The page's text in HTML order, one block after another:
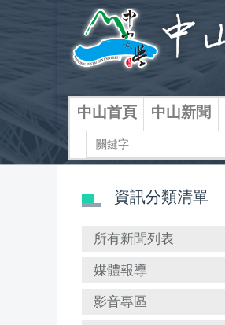
區
中山首頁 中山新聞
資訊分類清單
所有新聞列表
媒體報導
影音專區